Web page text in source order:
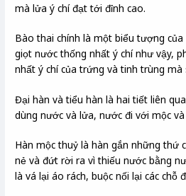
mà lửa ý chí đạt tới đỉnh cao.
Bào thai chính là một biểu tượng
giọt nước thống nhất ý chí như vậy,
nhất ý chí của trứng và tinh trùng
Đại hàn và tiểu hàn là hai tiết liên
dùng nước và lửa, nước đi với mộc
Hàn mộc thuỷ là hàn gắn những thứ
nẻ và đứt rời ra vì thiếu nước bằng
là vá lại áo rách, buộc nối lại các chỗ